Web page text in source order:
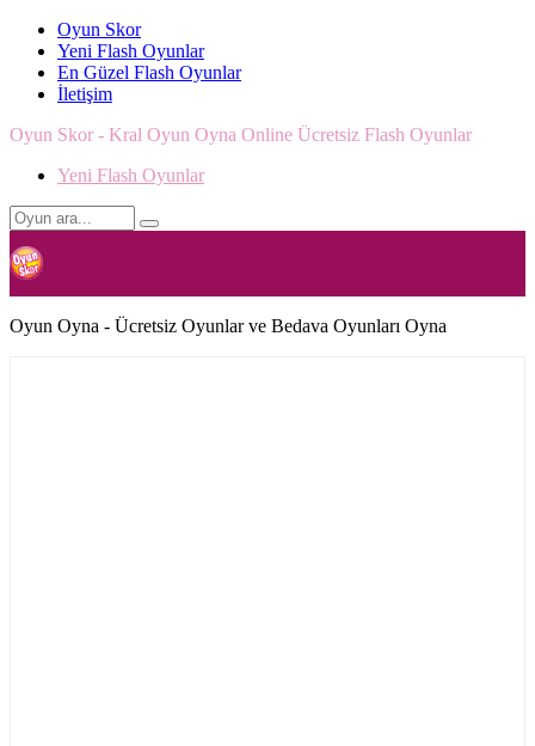
Oyun Skor
Yeni Flash Oyunlar
En Güzel Flash Oyunlar
İletişim
Oyun Skor - Kral Oyun Oyna Online Ücretsiz Flash Oyunlar
Yeni Flash Oyunlar
Oyun Oyna - Ücretsiz Oyunlar ve Bedava Oyunları Oyna